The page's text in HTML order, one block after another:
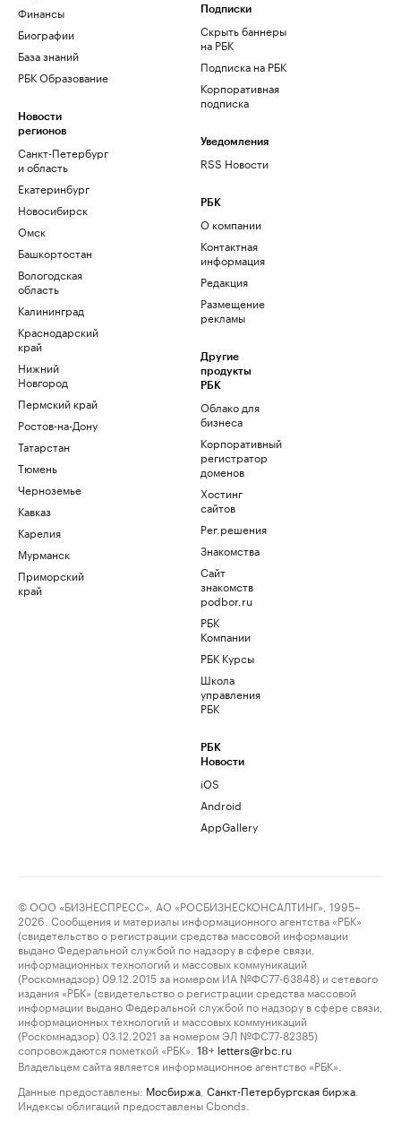
Финансы
Биографии
База знаний
РБК Образование
Новости
регионов
Санкт-Петербург
и область
Екатеринбург
Новосибирск
Омск
Башкортостан
Вологодская
область
Калининград
Краснодарский
край
Нижний
Новгород
Пермский край
Ростов-на-Дону
Татарстан
Тюмень
Черноземье
Кавказ
Карелия
Мурманск
Приморский
край
Подписки
Скрыть баннеры
на РБК
Подписка на РБК
Корпоративная
подписка
Уведомления
RSS Новости
РБК
О компании
Контактная
информация
Редакция
Размещение
рекламы
Другие
продукты
РБК
Облако для
бизнеса
Корпоративный
регистратор
доменов
Хостинг
сайтов
Рег.решения
Знакомства
Сайт
знакомств
podbor.ru
РБК
Компании
РБК Курсы
Школа
управления
РБК
РБК
Новости
iOS
Android
AppGallery
© ООО «БИЗНЕСПРЕСС», АО «РОСБИЗНЕСКОНСАЛТИНГ», 1995–
2026. Сообщения и материалы информационного агентства «РБК»
(свидетельство о регистрации средства массовой информации
выдано Федеральной службой по надзору в сфере связи,
информационных технологий и массовых коммуникаций
(Роскомнадзор) 09.12.2015 за номером ИА №ФС77-63848) и сетевого
издания «РБК» (свидетельство о регистрации средства массовой
информации выдано Федеральной службой по надзору в сфере связи,
информационных технологий и массовых коммуникаций
(Роскомнадзор) 03.12.2021 за номером ЭЛ №ФС77-82385)
сопровождаются пометкой «РБК».
18+ letters@rbc.ru
Владельцем сайта является информационное агентство «РБК».
Данные предоставлены: Мосбиржа Санкт-Петербургская биржа
Индексы облигаций предоставлены Cbonds.